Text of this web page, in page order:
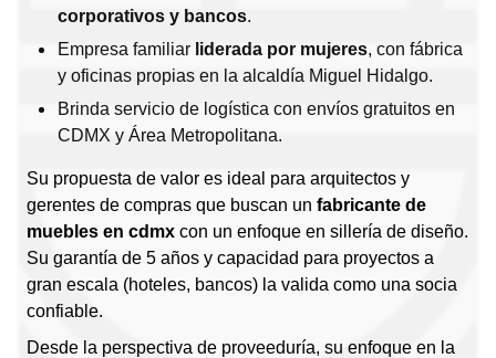
corporativos y bancos.
Empresa familiar liderada por mujeres, con fábrica
y oficinas propias en la alcaldía Miguel Hidalgo.
Brinda servicio de logística con envíos gratuitos en
CDMX y Área Metropolitana.
Su propuesta de valor es ideal para arquitectos y
gerentes de compras que buscan un fabricante de
muebles en cdmx con un enfoque en sillería de diseño.
Su garantía de 5 años y capacidad para proyectos a
gran escala (hoteles, bancos) la valida como una socia
confiable.
Desde la perspectiva de proveeduría, su enfoque en la